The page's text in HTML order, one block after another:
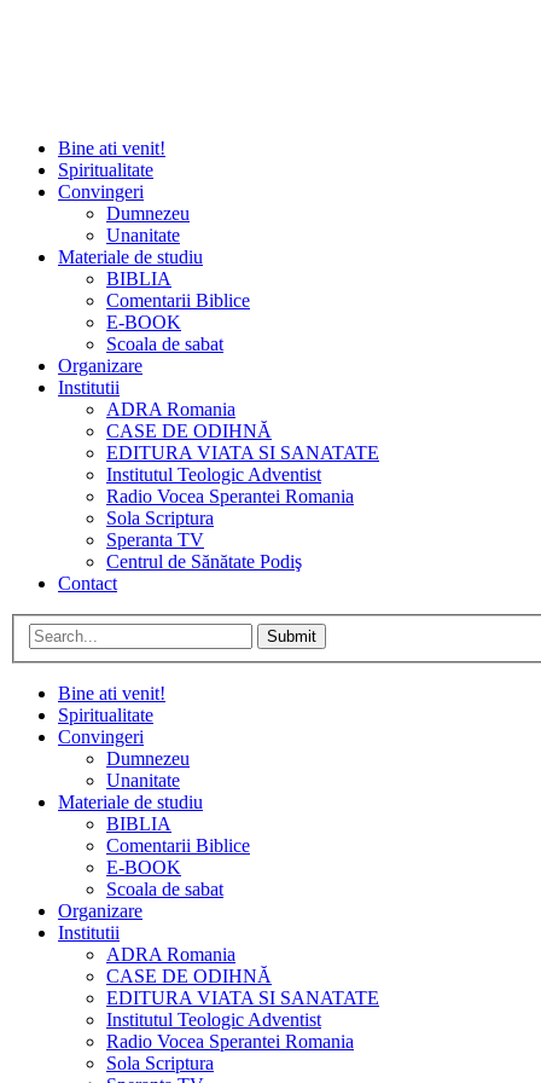
Bine ati venit!
Spiritualitate
Convingeri
Dumnezeu
Unanitate
Materiale de studiu
BIBLIA
Comentarii Biblice
E-BOOK
Scoala de sabat
Organizare
Institutii
ADRA Romania
CASE DE ODIHNĂ
EDITURA VIATA SI SANATATE
Institutul Teologic Adventist
Radio Vocea Sperantei Romania
Sola Scriptura
Speranta TV
Centrul de Sănătate Podiş
Contact
Submit
Bine ati venit!
Spiritualitate
Convingeri
Dumnezeu
Unanitate
Materiale de studiu
BIBLIA
Comentarii Biblice
E-BOOK
Scoala de sabat
Organizare
Institutii
ADRA Romania
CASE DE ODIHNĂ
EDITURA VIATA SI SANATATE
Institutul Teologic Adventist
Radio Vocea Sperantei Romania
Sola Scriptura